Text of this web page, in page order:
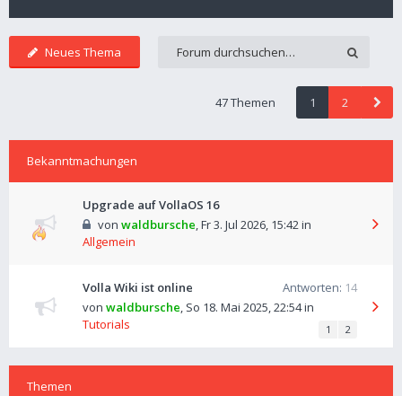
Neues Thema
47 Themen 1 2
Bekanntmachungen
Upgrade auf VollaOS 16
von waldbursche,Fr 3. Jul 2026, 15:42in
Allgemein
Volla Wiki ist online Antworten: 14
von waldbursche, So 18. Mai 2025, 22:54in
Tutorials
1 2
Themen